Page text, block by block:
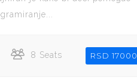
8 Seats RSD 17000